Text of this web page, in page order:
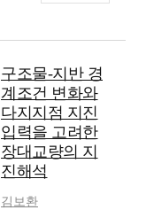
구조물-지반 경
계조건 변화와
다지지점 지진
입력을 고려한
장대교량의 지
진해석
김보환